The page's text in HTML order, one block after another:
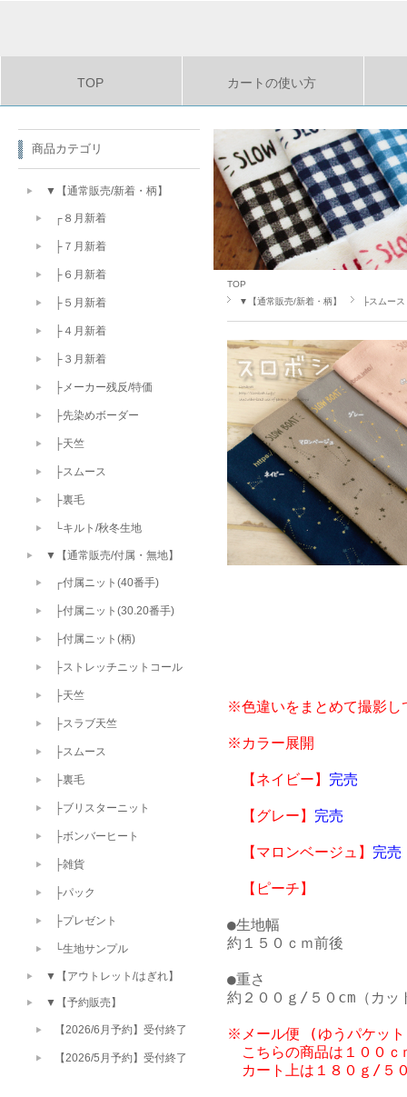
TOP カートの使い方
TOP
▼【通常販売/新着・柄】
├スムース
※色違いをまとめて撮影し
※カラー展開
【ネイビー】 完売
【グレー】 完売
【マロンベージュ】 完売
【ピーチ】
●生地幅
約１５０ｃｍ前後
●重さ
※メール便 (ゆうパケット
こちらの商品は１００
商品カテゴリ
▼【通常販売/新着・柄】
┌８月新着
├７月新着
├６月新着
├５月新着
├４月新着
├３月新着
├メーカー残反/特価
├先染めボーダー
├天竺
├スムース
├裏毛
└キルト/秋冬生地
▼【通常販売/付属・無地】
┌付属ニット(40番手)
├付属ニット(30.20番手)
├付属ニット(柄)
├ストレッチニットコール
├天竺
├スラブ天竺
├スムース
├裏毛
├ブリスターニット
├ボンバーヒート
├雑貨
├パック
├プレゼント
└生地サンプル
▼【アウトレット/はぎれ】
▼【予約販売】
【2026/6月予約】受付終了
【2026/5月予約】受付終了